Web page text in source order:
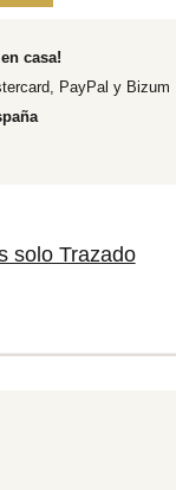
casa!
PayPal y Bizum
solo Trazado